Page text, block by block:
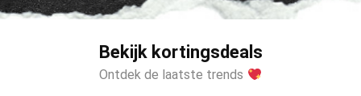
Bekijk kortingsdeals
Ontdek de laatste trends